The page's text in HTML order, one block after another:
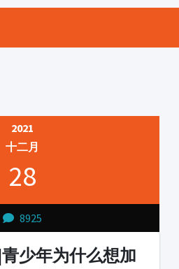
2021
十二月
28
8925
青少年为什么想加